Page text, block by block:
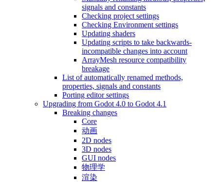
signals and constants
Checking project settings
Checking Environment settings
Updating shaders
Updating scripts to take backwards-
incompatible changes into account
ArrayMesh resource compatibility
breakage
List of automatically renamed methods,
properties, signals and constants
Porting editor settings
Upgrading from Godot 4.0 to Godot 4.1
Breaking changes
Core
动画
2D nodes
3D nodes
GUI nodes
物理学
渲染